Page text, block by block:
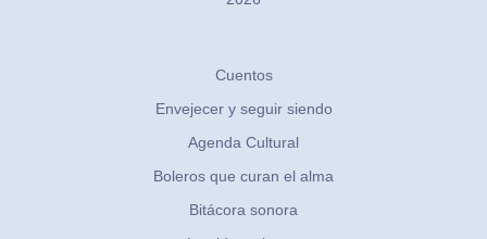
Cuentos
Envejecer y seguir siendo
Agenda Cultural
Boleros que curan el alma
Bitácora sonora